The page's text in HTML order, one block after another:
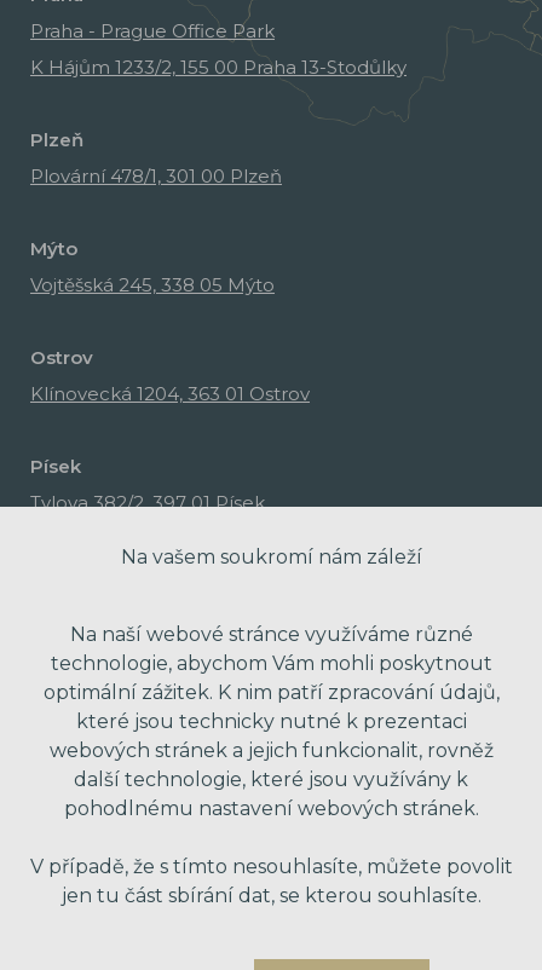
Praha - Prague Office Park
K Hájům 1233/2, 155 00 Praha 13-Stodůlky
Plzeň
Plovární 478/1, 301 00 Plzeň
Mýto
Vojtěšská 245, 338 05 Mýto
Ostrov
Klínovecká 1204, 363 01 Ostrov
Písek
Tylova 382/2, 397 01 Písek
Na vašem soukromí nám záleží
Na naší webové stránce využíváme různé
technologie, abychom Vám mohli poskytnout
optimální zážitek. K nim patří zpracování údajů,
které jsou technicky nutné k prezentaci
webových stránek a jejich funkcionalit, rovněž
další technologie, které jsou využívány k
pohodlnému nastavení webových stránek.
V případě, že s tímto nesouhlasíte, můžete povolit
jen tu část sbírání dat, se kterou souhlasíte.